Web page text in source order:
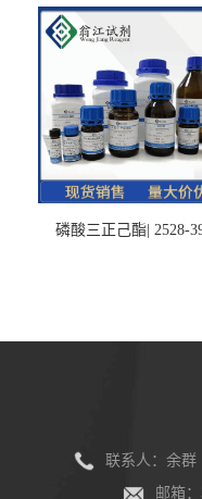
磷酸三正己酯| 2528-
联系人：余群
邮箱：